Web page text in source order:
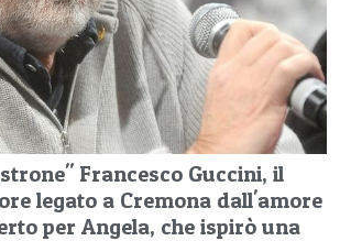
Francesco Guccini, il
legato a Cremona dall'amore
per Angela, che ispirò una